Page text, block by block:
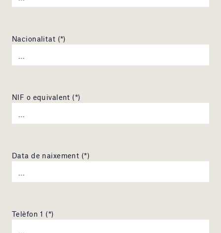
Nacionalitat (*)
NIF o equivalent (*)
Data de naixement (*)
Telèfon 1 (*)